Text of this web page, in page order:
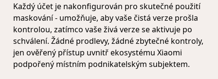
Každý účet je nakonfigurován pro skutečné použití
maskování - umožňuje, aby vaše čistá verze prošla
kontrolou, zatímco vaše živá verze se aktivuje po
schválení. Žádné prodlevy, žádné zbytečné kontroly,
jen ověřený přístup uvnitř ekosystému Xiaomi
podpořený místním podnikatelským subjektem.